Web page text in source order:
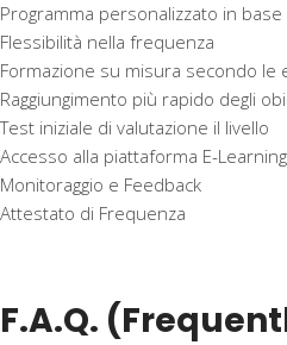
Programma personalizzato in
Flessibilità nella frequenza
Formazione su misura secondo
Raggiungimento più rapido degli
Test iniziale di valutazione il livello
Accesso alla piattaforma E-
Monitoraggio e Feedback
Attestato di Frequenza
F.A.Q.